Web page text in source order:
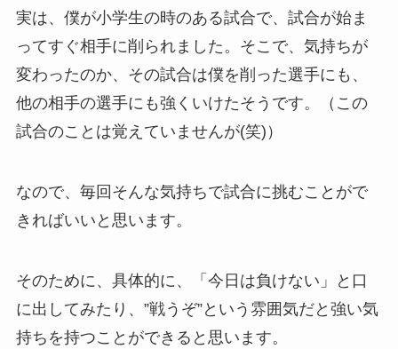
実は、僕が小学生の時のある試合で、試合が始ま
ってすぐ相手に削られました。そこで、気持ちが
変わったのか、その試合は僕を削った選手にも、
他の相手の選手にも強くいけたそうです。（この
試合のことは覚えていませんが(笑)）
なので、毎回そんな気持ちで試合に挑むことがで
きればいいと思います。
そのために、具体的に、「今日は負けない」と口
に出してみたり、”戦うぞ”という雰囲気だと強い気
持ちを持つことができると思います。